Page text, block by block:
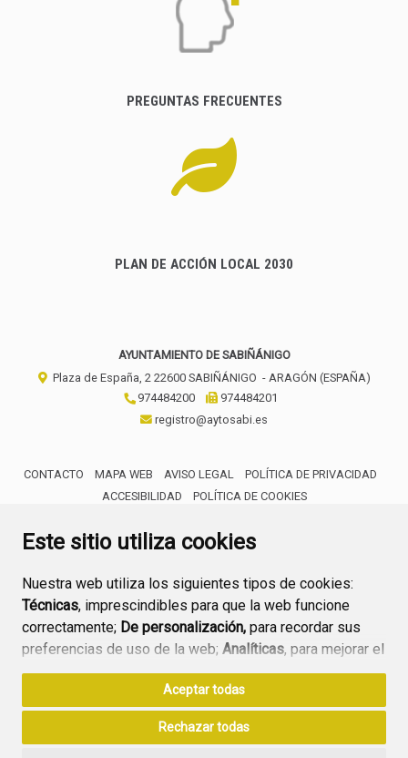
Este sitio utiliza cookies
Nuestra web utiliza los siguientes tipos de cookies:
Técnicas, imprescindibles para que la web funcione
correctamente; De personalización, para recordar sus
preferencias de uso de la web; Analíticas, para mejorar el
funcionamiento de la web y sus servicios.
Si acepta pulsando el botón“Aceptar todas”
consideramos que acepta su uso. Si pulsa el botón
Aceptar todas
Rechazar todas
PREGUNTAS FRECUENTES
PLAN DE ACCIÓN LOCAL 2030
AYUNTAMIENTO DE SABIÑÁNIGO
Plaza de España, 2 22600 SABIÑÁNIGO - ARAGÓN (ESPAÑA)
974484200
974484201
registro@aytosabi.es
CONTACTO MAPA WEB AVISO LEGAL
POLÍTICA DE PRIVACIDAD
ACCESIBILIDAD
POLÍTICA DE COOKIES